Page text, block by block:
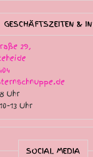
GESCHÄFTSZEITEN &
29,
Uhr
13 Uhr
SOCIAL MEDIA